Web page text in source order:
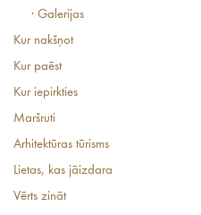
· Galerijas
Kur nakšņot
Kur paēst
Kur iepirkties
Maršruti
Arhitektūras tūrisms
Lietas, kas jāizdara
Vērts zināt